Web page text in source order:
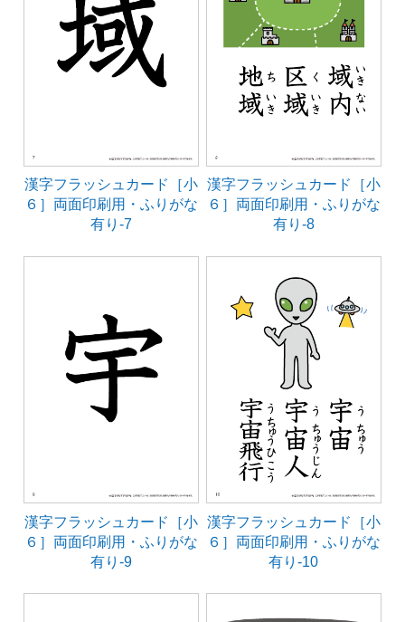
漢字フラッシュカード［小
６］両面印刷用・ふりがな
有り-7
漢字フラッシュカード［小
６］両面印刷用・ふりがな
有り-8
漢字フラッシュカード［小
６］両面印刷用・ふりがな
有り-9
漢字フラッシュカード［小
６］両面印刷用・ふりがな
有り-10